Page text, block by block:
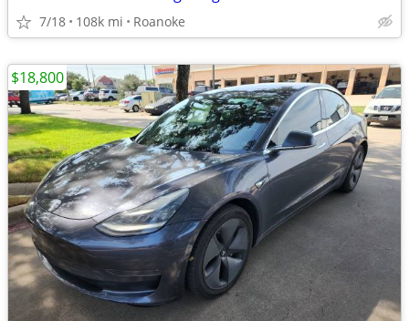
7/18 108k mi Roanoke
$18,800